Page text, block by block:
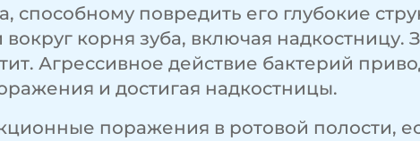
способному повредить его глубокие
вокруг корня зуба, включая
Агрессивное действие бактерий
и достигая надкостницы.
поражения в ротовой полости,